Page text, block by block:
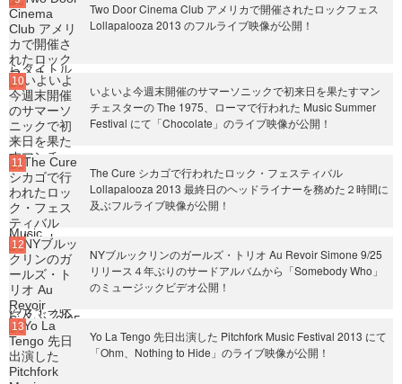
Two Door Cinema Club アメリカで開催されたロックフェス
Lollapalooza 2013 のフルライブ映像が公開！
いよいよ今週末開催のサマーソニックで初来日を果たすマン
チェスターの The 1975、ローマで行われた Music Summer
Festival にて「Chocolate」のライブ映像が公開！
The Cure シカゴで行われたロック・フェスティバル
Lollapalooza 2013 最終日のヘッドライナーを務めた２時間に
及ぶフルライブ映像が公開！
NYブルックリンのガールズ・トリオ Au Revoir Simone 9/25
リリース４年ぶりのサードアルバムから「Somebody Who」
のミュージックビデオ公開！
Yo La Tengo 先日出演した Pitchfork Music Festival 2013 にて
「Ohm、Nothing to Hide」のライブ映像が公開！